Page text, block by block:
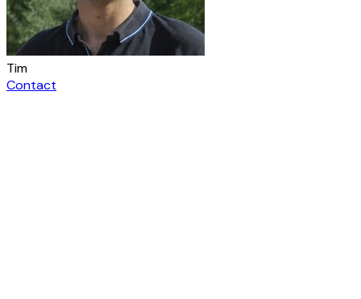
Tim
Contact